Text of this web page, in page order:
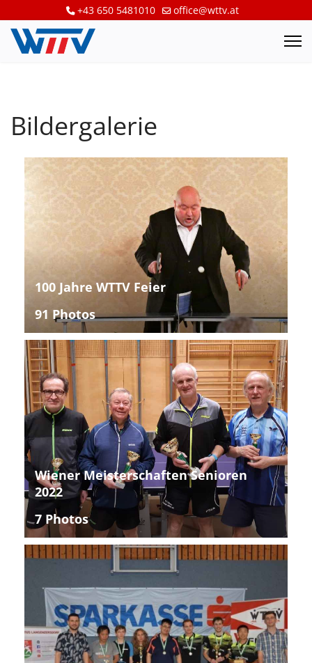
+43 650 5481010 office@wttv.at
Bildergalerie
100 Jahre WTTV Feier
91 Photos
Wiener Meisterschaften Senioren
2022
7 Photos